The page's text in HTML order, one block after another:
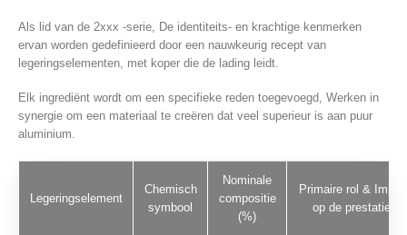
Als lid van de 2xxx -serie, De identiteits- en krachtige kenmerken
ervan worden gedefinieerd door een nauwkeurig recept van
legeringselementen, met koper die de lading leidt.
Elk ingrediënt wordt om een specifieke reden toegevoegd, Werken in
synergie om een materiaal te creëren dat veel superieur is aan puur
aluminium.
Legeringselement
Chemisch
symbool
Nominale
compositie
(%)
Primaire rol &
op de prestaties